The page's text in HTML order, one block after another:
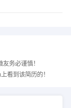
务必谨慎！
看到该简历的！